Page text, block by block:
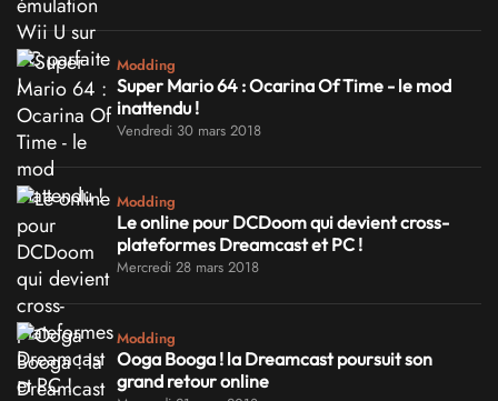
Modding
Super Mario 64 : Ocarina Of Time - le mod
inattendu !
Vendredi 30 mars 2018
Modding
Le online pour DCDoom qui devient cross-
plateformes Dreamcast et PC !
Mercredi 28 mars 2018
Modding
Ooga Booga ! la Dreamcast poursuit son
grand retour online